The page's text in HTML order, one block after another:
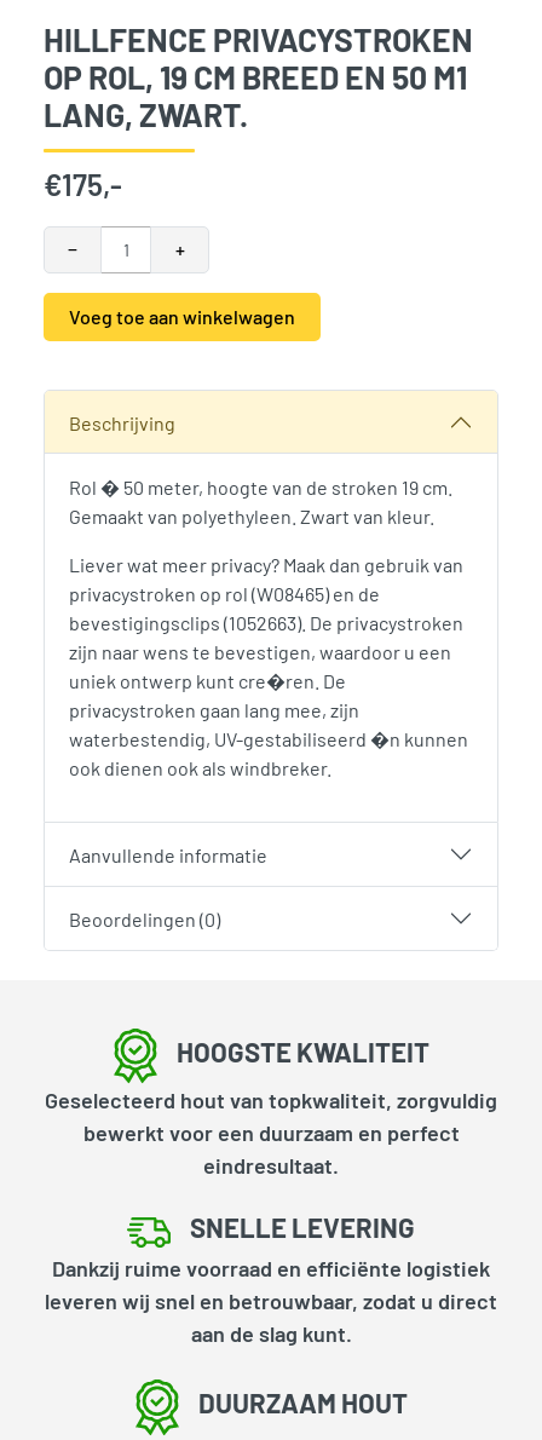
HILLFENCE PRIVACYSTROKEN
OP ROL, 19 CM BREED EN 50 M1
LANG, ZWART.
€175,-
−
Hillfence privacystroken op rol, 19 cm breed en 50 m1 lang,
+
Voeg toe aan winkelwagen
Beschrijving
Rol � 50 meter, hoogte van de stroken 19 cm.
Gemaakt van polyethyleen. Zwart van kleur.
Liever wat meer privacy? Maak dan gebruik van
privacystroken op rol (W08465) en de
bevestigingsclips (1052663). De privacystroken
zijn naar wens te bevestigen, waardoor u een
uniek ontwerp kunt cre�ren. De
privacystroken gaan lang mee, zijn
waterbestendig, UV-gestabiliseerd �n kunnen
ook dienen ook als windbreker.
Aanvullende informatie
Beoordelingen (0)
HOOGSTE KWALITEIT
Geselecteerd hout van topkwaliteit, zorgvuldig
bewerkt voor een duurzaam en perfect
eindresultaat.
SNELLE LEVERING
Dankzij ruime voorraad en efficiënte logistiek
leveren wij snel en betrouwbaar, zodat u direct
aan de slag kunt.
DUURZAAM HOUT